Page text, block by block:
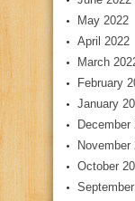
May 2022
April 2022
March
February
January
December
November
October
September